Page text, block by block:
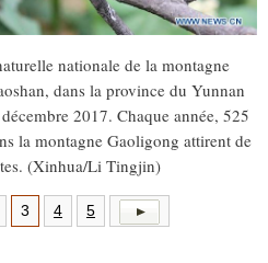
nationale de la montagne
dans la province du Yunnan
2017. Chaque année, 525
la montagne Gaoligong attirent de
(Xinhua/Li Tingjin)
3 4 5